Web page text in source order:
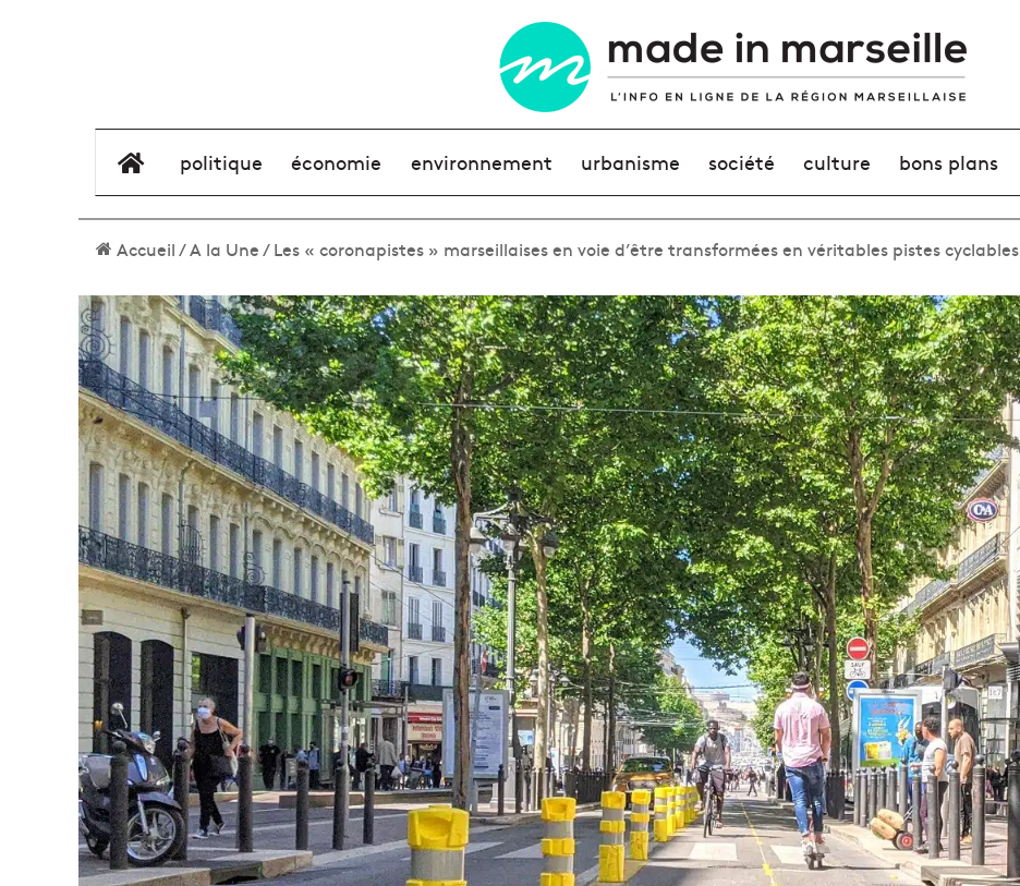
élément de menu
politique économie environnement urbanisme société culture bons plans
Accueil/A la Une/Les « coronapistes » marseillaises en voie d’être transformées en véritables pistes cyclables